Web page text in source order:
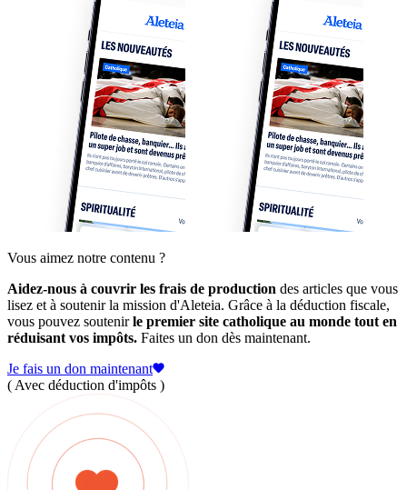
Vous aimez notre contenu ?
Aidez-nous à couvrir les frais de production des articles que vous
lisez et à soutenir la mission d'Aleteia. Grâce à la déduction fiscale,
vous pouvez soutenirle premier site catholique au monde tout en
réduisant vos impôts. Faites un don dès maintenant.
Je fais un don maintenant
( Avec déduction d'impôts )